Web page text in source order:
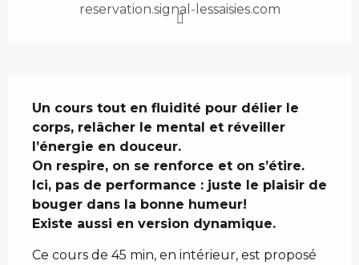
reservation.signal-lessaisies.com
Un cours tout en fluidité pour délier le
corps, relâcher le mental et réveiller
l’énergie en douceur.
On respire, on se renforce et on s’étire.
Ici, pas de performance : juste le plaisir de
bouger dans la bonne humeur!
Existe aussi en version dynamique.
Ce cours de 45 min, en intérieur, est proposé